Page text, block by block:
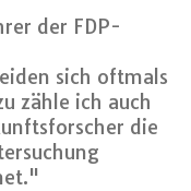
der FDP-
sich oftmals
zähle ich auch
die